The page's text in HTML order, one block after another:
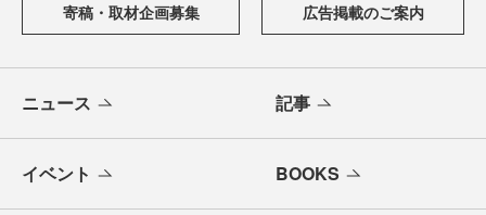
寄稿・取材企画募集 広告掲載のご案内
ニュース 記事
イベント BOOKS